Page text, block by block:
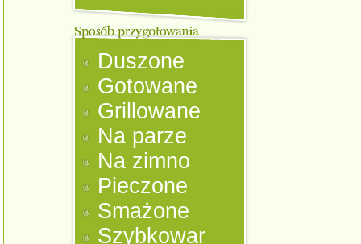
Duszone
Gotowane
Grillowane
Na parze
Na zimno
Pieczone
Smażone
Szybkowar